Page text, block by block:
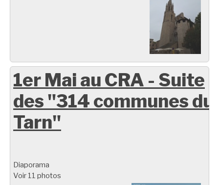
1er Mai au CRA - Suite
des "314 communes du
Tarn"
Diaporama
Voir 11 photos